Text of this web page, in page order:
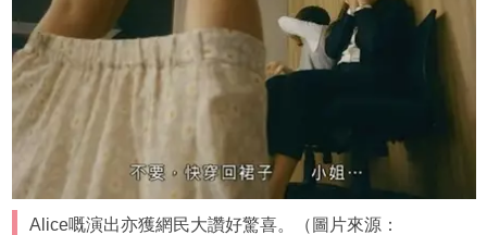
Alice嘅演出亦獲網民大讚好驚喜。（圖片來源：